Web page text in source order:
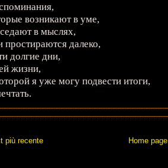
возникают в уме,
в мыслях,
простираются далеко,
долгие дни,
жизни,
я уже могу подвести итоги,
più recente Home page